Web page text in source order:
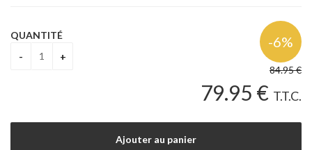
84.95€
79.95 € T.T.C.
QUANTITÉ